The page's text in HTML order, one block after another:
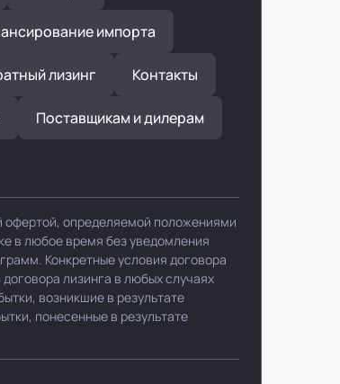
импорта
лизинг Контакты
Поставщикам и дилерам
определяемой положениями
в любое время без уведомления
Конкретные условия договора
лизинга в любых случаях
возникшие в результате
понесенные в результате